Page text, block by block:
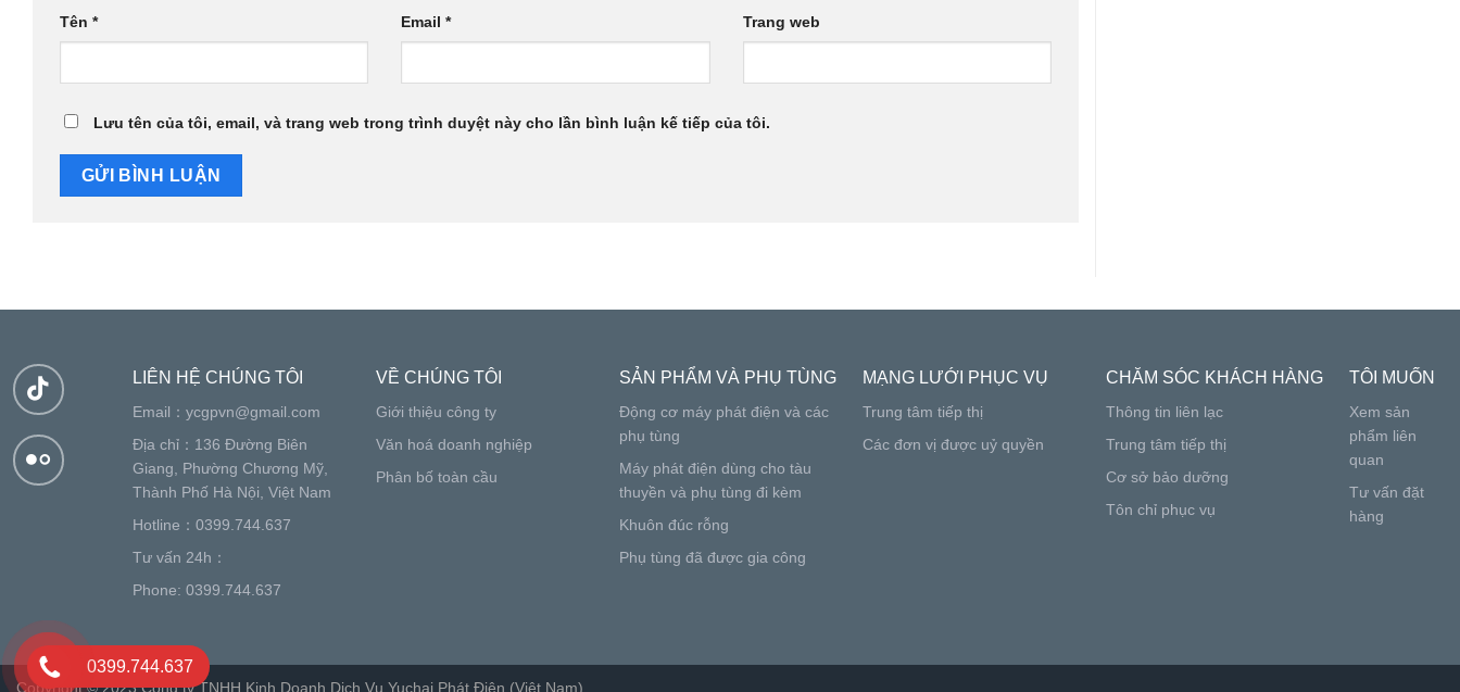
Tên * Email* Trang web
Lưu tên của tôi, email, và trang web trong trình duyệt này cho lần bình luận kế tiếp của tôi.
LIÊN HỆ CHÚNG TÔI
Email： ycgpvn@gmail.com
Địa chỉ：136 Đường Biên
Giang, Phường Chương Mỹ,
Thành Phố Hà Nội, Việt Nam
Hotline：0399.744.637
Tư vấn 24h：
Phone: 0399.744.637
VỀ CHÚNG TÔI
Giới thiệu công ty
Văn hoá doanh nghiệp
Phân bố toàn cầu
SẢN PHẨM VÀ PHỤ TÙNG
Động cơ máy phát điện và các
phụ tùng
Máy phát điện dùng cho tàu
thuyền và phụ tùng đi kèm
Khuôn đúc rỗng
Phụ tùng đã được gia công
MẠNG LƯỚI PHỤC VỤ
Trung tâm tiếp thị
Các đơn vị được uỷ quyền
CHĂM SÓC KHÁCH HÀNG
Thông tin liên lạc
Trung tâm tiếp thị
Cơ sở bảo dưỡng
Tôn chỉ phục vụ
TÔI MUỐN
Xem sản
phẩm liên
quan
Tư vấn đặt
hàng
Copyright © 2023 Công ty TNHH Kinh Doanh Dịch Vụ Yuchai Phát Điện (Việt Nam)
0399.744.637